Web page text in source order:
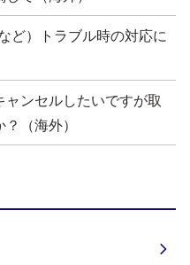
ど）トラブル時の対応に
ンセルしたいですが取
（海外）